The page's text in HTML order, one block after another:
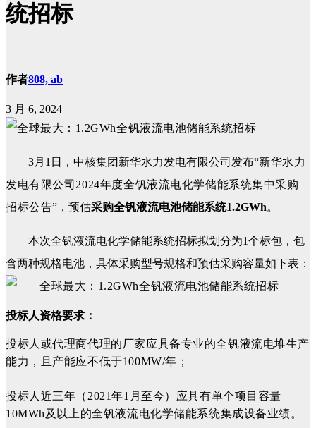
统招标
作者808, ab
3 月 6, 2024
3月1日，中核集团新华水力发电有限公司发布“新华水力
发电有限公司2024年度全钒液流电化学储能系统集中采购
招标公告”，预估采购全钒液流电池储能系统1.2GWh。
本次全钒液流电化学储能系统招标拟划分为1个标包，包
含两种规格电池，具体采购型号规格和预估采购容量如下表：
投标人资格要求：
投标人或代理商代理的厂家应具备专业的全钒液流电堆生产
能力，且产能应不低于100MW/年；
投标人近三年（2021年1月至今）应具有单个项目容量
10MWh及以上的全钒液流电化学储能系统集成设备业绩。